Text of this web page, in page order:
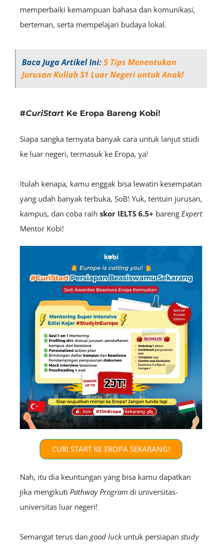
memperbaiki kemampuan bahasa dan komunikasi,
berteman, serta mempelajari budaya lokal.
Baca Juga Artikel Ini:5 Tips Menentukan
Jurusan Kuliah S1 Luar Negeri untuk Anak!
#CuriStart Ke Eropa Bareng Kobi!
Siapa sangka ternyata banyak cara untuk lanjut studi
ke luar negeri, termasuk ke Eropa, ya!
Itulah kenapa, kamu enggak bisa lewatin kesempatan
yang udah banyak terbuka, SoB! Yuk, tentuin jurusan,
kampus, dan coba raih skor IELTS 6.5+ bareng Expert
Mentor Kobi!
CURI START KE EROPA SEKARANG!
Nah, itu dia keuntungan yang bisa kamu dapatkan
jika mengikuti Pathway Program di universitas-
universitas luar negeri!
Semangat terus dan good luckuntuk persiapan study